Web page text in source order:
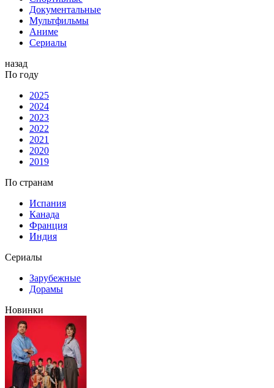
Документальные
Мультфильмы
Аниме
Сериалы
назад
По году
2025
2024
2023
2022
2021
2020
2019
По странам
Испания
Канада
Франция
Индия
Сериалы
Зарубежные
Дорамы
Новинки